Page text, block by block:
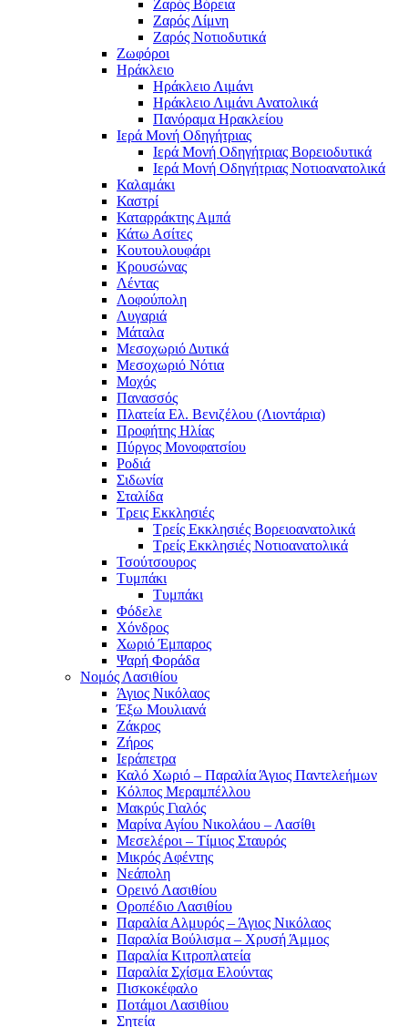
Ζαρός Βόρεια
Ζαρός Λίμνη
Ζαρός Νοτιοδυτικά
Ζωφόροι
Ηράκλειο
Ηράκλειο Λιμάνι
Ηράκλειο Λιμάνι Ανατολικά
Πανόραμα Ηρακλείου
Ιερά Μονή Οδηγήτριας
Ιερά Μονή Οδηγήτριας Βορειοδυτικά
Ιερά Μονή Οδηγήτριας Νοτιοανατολικά
Καλαμάκι
Καστρί
Καταρράκτης Αμπά
Κάτω Ασίτες
Κουτουλουφάρι
Κρουσώνας
Λέντας
Λοφούπολη
Λυγαριά
Μάταλα
Μεσοχωριό Δυτικά
Μεσοχωριό Νότια
Μοχός
Πανασσός
Πλατεία Ελ. Βενιζέλου (Λιοντάρια)
Προφήτης Ηλίας
Πύργος Μονοφατσίου
Ροδιά
Σιδωνία
Σταλίδα
Τρεις Εκκλησιές
Τρείς Εκκλησιές Βορειοανατολικά
Τρείς Εκκλησιές Νοτιοανατολικά
Τσούτσουρος
Τυμπάκι
Τυμπάκι
Φόδελε
Χόνδρος
Χωριό Έμπαρος
Ψαρή Φοράδα
Νομός Λασιθίου
Άγιος Νικόλαος
Έξω Μουλιανά
Ζάκρος
Ζήρος
Ιεράπετρα
Καλό Χωριό – Παραλία Άγιος Παντελεήμων
Κόλπος Μεραμπέλλου
Μακρύς Γιαλός
Μαρίνα Αγίου Νικολάου – Λασίθι
Μεσελέροι – Τίμιος Σταυρός
Μικρός Αφέντης
Νεάπολη
Ορεινό Λασιθίου
Οροπέδιο Λασιθίου
Παραλία Αλμυρός – Άγιος Νικόλαος
Παραλία Βούλισμα – Χρυσή Άμμος
Παραλία Κιτροπλατεία
Παραλία Σχίσμα Ελούντας
Πισκοκέφαλο
Ποτάμοι Λασιθίιου
Σητεία